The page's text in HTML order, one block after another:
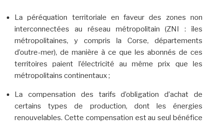
La péréquation territoriale en faveur des zones non
interconnectées au réseau métropolitain (ZNI : îles
métropolitaines, y compris la Corse, départements
d’outre-mer), de manière à ce que les abonnés de ces
territoires paient l’électricité au même prix que les
métropolitains continentaux ;
La compensation des tarifs d’obligation d’achat de
certains types de production, dont les énergies
renouvelables. Cette compensation est au seul bénéfice